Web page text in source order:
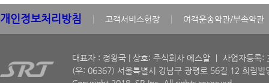
개인정보처리방침 고객서비스헌장 여객운송약관/부속약관
대표자 : 정왕국 | 상호: 주식회사 에스알 ㅣ 사업자등
(우: 06367) 서울특별시 강남구 광평로 56길 12 희림빌